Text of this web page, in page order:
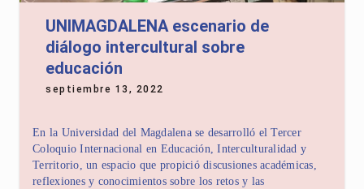
UNIMAGDALENA escenario de
diálogo intercultural sobre
educación
septiembre 13, 2022
En la Universidad del Magdalena se desarrolló el Tercer
Coloquio Internacional en Educación, Interculturalidad y
Territorio, un espacio que propició discusiones académicas,
reflexiones y conocimientos sobre los retos y las